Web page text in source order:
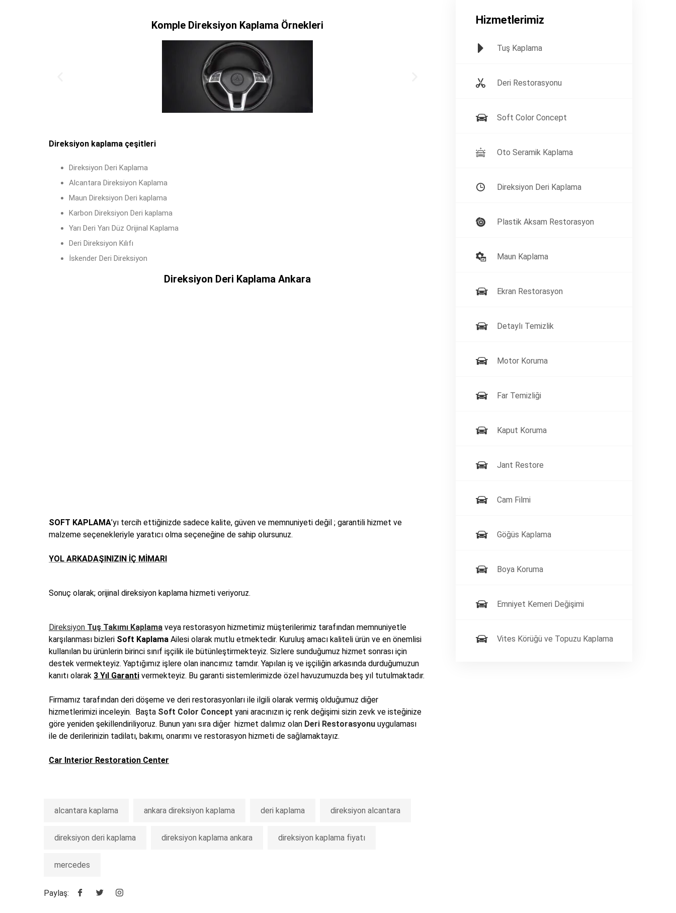
Komple Direksiyon Kaplama Örnekleri
Direksiyon kaplama çeşitleri
Direksiyon Deri Kaplama
Alcantara Direksiyon Kaplama
Maun Direksiyon Deri kaplama
Karbon Direksiyon Deri kaplama
Yarı Deri Yarı Düz Orijinal Kaplama
Deri Direksiyon Kılıfı
İskender Deri Direksiyon
Direksiyon Deri Kaplama Ankara
SOFT KAPLAMA’yı tercih ettiğinizde sadece kalite, güven ve memnuniyeti değil ; garantili hizmet ve
malzeme seçenekleriyle yaratıcı olma seçeneğine de sahip olursunuz.
YOL ARKADAŞINIZIN İÇ MİMARI
Sonuç olarak; orijinal direksiyon kaplama hizmeti veriyoruz.
Direksiyon Tuş Takımı Kaplama veya restorasyon hizmetimiz müşterilerimiz tarafından memnuniyetle
karşılanması bizleri Soft Kaplama Ailesi olarak mutlu etmektedir. Kuruluş amacı kaliteli ürün ve en önemlisi
kullanılan bu ürünlerin birinci sınıf işçilik ile bütünleştirmekteyiz. Sizlere sunduğumuz hizmet sonrası için
destek vermekteyiz. Yaptığımız işlere olan inancımız tamdır. Yapılan iş ve işçiliğin arkasında durduğumuzun
kanıtı olarak 3 Yıl Garanti vermekteyiz. Bu garanti sistemlerimizde özel havuzumuzda beş yıl tutulmaktadır.
Firmamız tarafından deri döşeme ve deri restorasyonları ile ilgili olarak vermiş olduğumuz diğer
hizmetlerimizi inceleyin. Başta Soft Color Concept yani aracınızın iç renk değişimi sizin zevk ve isteğinize
göre yeniden şekillendiriliyoruz. Bunun yanı sıra diğer hizmet dalımız olan Deri Restorasyonu uygulaması
ile de derilerinizin tadilatı, bakımı, onarımı ve restorasyon hizmeti de sağlamaktayız.
Car Interior Restoration Center
alcantara kaplama ankara direksiyon kaplama deri kaplama direksiyon alcantara
direksiyon deri kaplama direksiyon kaplama ankara direksiyon kaplama fiyatı
mercedes
Paylaş:
Hizmetlerimiz
Tuş Kaplama
Deri Restorasyonu
Soft Color Concept
Oto Seramik Kaplama
Direksiyon Deri Kaplama
Plastik Aksam Restorasyon
Maun Kaplama
Ekran Restorasyon
Detaylı Temizlik
Motor Koruma
Far Temizliği
Kaput Koruma
Jant Restore
Cam Filmi
Göğüs Kaplama
Boya Koruma
Emniyet Kemeri Değişimi
Vites Körüğü ve Topuzu Kaplama